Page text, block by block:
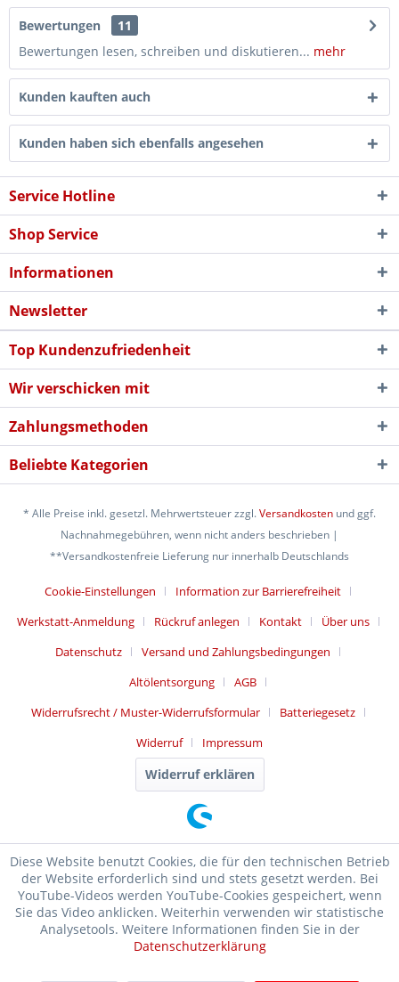
Bewertungen
11
Bewertungen lesen, schreiben und diskutieren... mehr
Kunden kauften auch
Kunden haben sich ebenfalls angesehen
Service Hotline
Shop Service
Informationen
Newsletter
Top Kundenzufriedenheit
Wir verschicken mit
Zahlungsmethoden
Beliebte Kategorien
* Alle Preise inkl. gesetzl. Mehrwertsteuer zzgl.Versandkosten und ggf.
Nachnahmegebühren, wenn nicht anders beschrieben |
**Versandkostenfreie Lieferung nur innerhalb Deutschlands
Cookie-Einstellungen
Information zur Barrierefreiheit
Werkstatt-Anmeldung
Rückruf anlegen Kontakt
Über uns
Datenschutz
Versand und Zahlungsbedingungen
Altölentsorgung
AGB
Widerrufsrecht / Muster-Widerrufsformular
Batteriegesetz
Widerruf
Impressum
Widerruf erklären
Diese Website benutzt Cookies, die für den technischen Betrieb
der Website erforderlich sind und stets gesetzt werden. Bei
YouTube-Videos werden YouTube-Cookies gespeichert, wenn
Sie das Video anklicken. Weiterhin verwenden wir statistische
Analysetools. Weitere Informationen finden Sie in der
Datenschutzerklärung